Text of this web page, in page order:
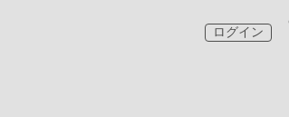
ログイン